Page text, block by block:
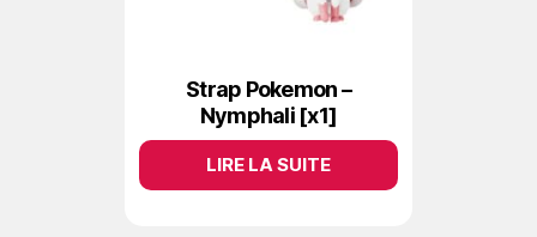
Strap Pokemon –
Nymphali [x1]
LIRE LA SUITE